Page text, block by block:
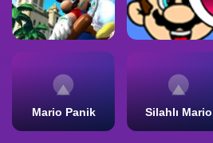
Mario Panik Silahlı Mario